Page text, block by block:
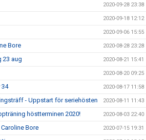
2020-09-28 23:38
2020-09-18 12:12
2020-09-06 15:55
Bore 2020-08-28 23:28
23 aug 2020-08-21 15:41
2020-08-20 09:25
34 2020-08-17 11:58
- Uppstart för seriehösten 2020-08-11 11:43
höstterminen 2020! 2020-08-03 22:40
Bore 2020-07-15 19:31